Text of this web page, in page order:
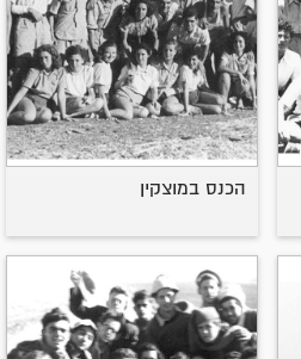
הכנס במוצקין